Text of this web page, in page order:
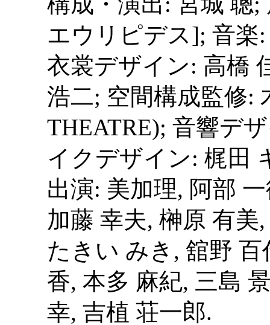
エウリピデス]; 音楽
衣裳デザイン: 高橋
浩二; 空間構成監修:
THEATRE); 音響デ
イクデザイン: 梶田
出演: 美加理, 阿部
加藤 幸夫, 榊原 有美
たきい みき, 舘野
香, 本多 麻紀, 三島
幸, 吉植 荘一郎.